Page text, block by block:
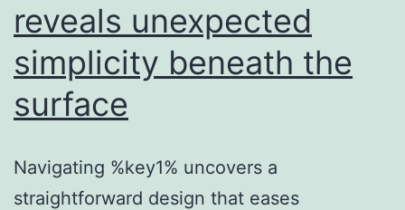
reveals unexpected
simplicity beneath the
surface
Navigating %key1% uncovers a
straightforward design that eases